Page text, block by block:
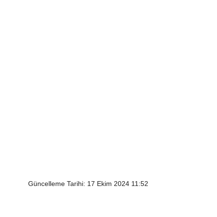
Güncelleme Tarihi: 17 Ekim 2024 11:52